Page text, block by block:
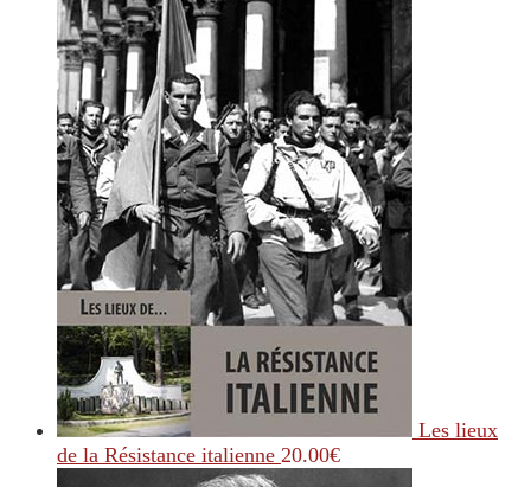
Les lieux
de la Résistance italienne 20.00€